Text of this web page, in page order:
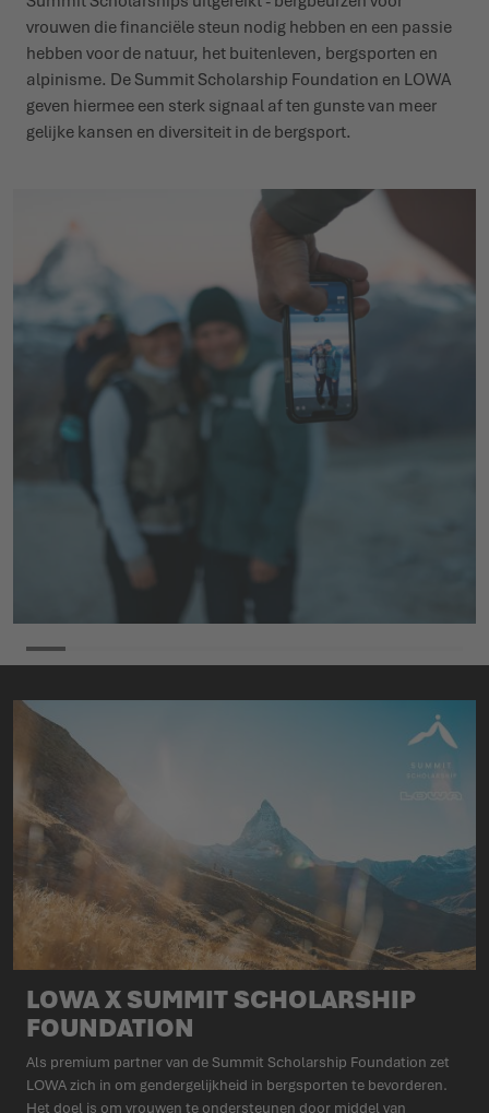
vrouwen die financiële steun nodig hebben en een passie
hebben voor de natuur, het buitenleven, bergsporten en
alpinisme. De Summit Scholarship Foundation en LOWA
geven hiermee een sterk signaal af ten gunste van meer
gelijke kansen en diversiteit in de bergsport.
LOWA X SUMMIT SCHOLARSHIP
FOUNDATION
Als premium partner van de Summit Scholarship Foundation zet
LOWA zich in om gendergelijkheid in bergsporten te bevorderen.
Het doel is om vrouwen te ondersteunen door middel van